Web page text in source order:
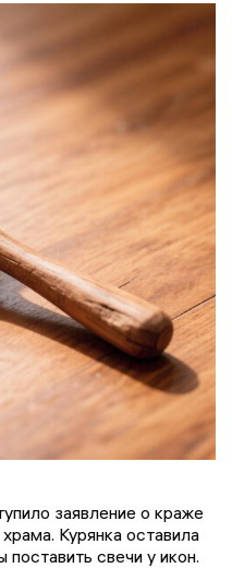
заявление о краже
Курянка оставила
свечи у икон.